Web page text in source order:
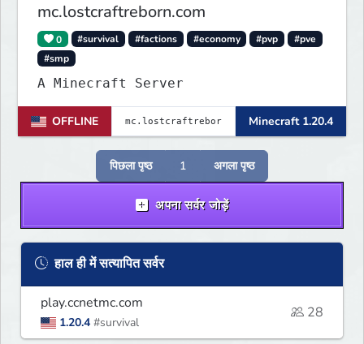
mc.lostcraftreborn.com
0 #survival #factions #economy #pvp
#pve
#smp
A Minecraft Server
OFFLINE Minecraft 1.20.4
पिछला पृष्ठ 1 अगला पृष्ठ
अपना सर्वर जोड़ें
हाल ही में सत्यापित सर्वर
play.ccnetmc.com
1.20.4 #survival
28